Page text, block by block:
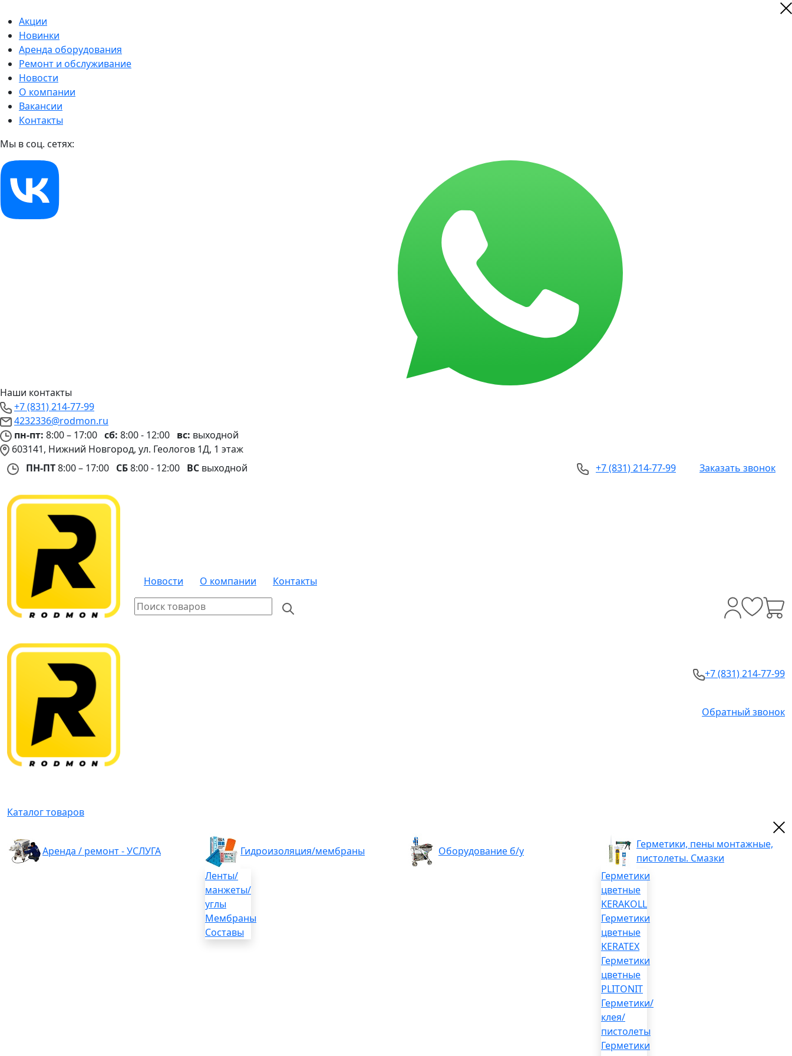
Акции
Новинки
Аренда оборудования
Ремонт и обслуживание
Новости
О компании
Вакансии
Контакты
Мы в соц. сетях:
Наши контакты
+7 (831) 214-77-99
4232336@rodmon.ru
пн-пт: 8:00 – 17:00 сб: 8:00 - 12:00 вс: выходной
603141, Нижний Новгород, ул. Геологов 1Д, 1 этаж
ПН-ПТ8:00 – 17:00 СБ8:00 - 12:00 ВС выходной +7 (831) 214-77-99 Заказать звонок
Новости О компании Контакты
+7 (831) 214-77-99
Обратный звонок
Каталог товаров
Аренда / ремонт - УСЛУГА
Гидроизоляция/мембраны
Ленты/
манжеты/
углы
Мембраны
Составы
Оборудование б/у
Герметики, пены монтажные,
пистолеты. Смазки
Герметики
цветные
KERAKOLL
Герметики
цветные
KERATEX
Герметики
цветные
PLITONIT
Герметики/
клея/
пистолеты
Герметики